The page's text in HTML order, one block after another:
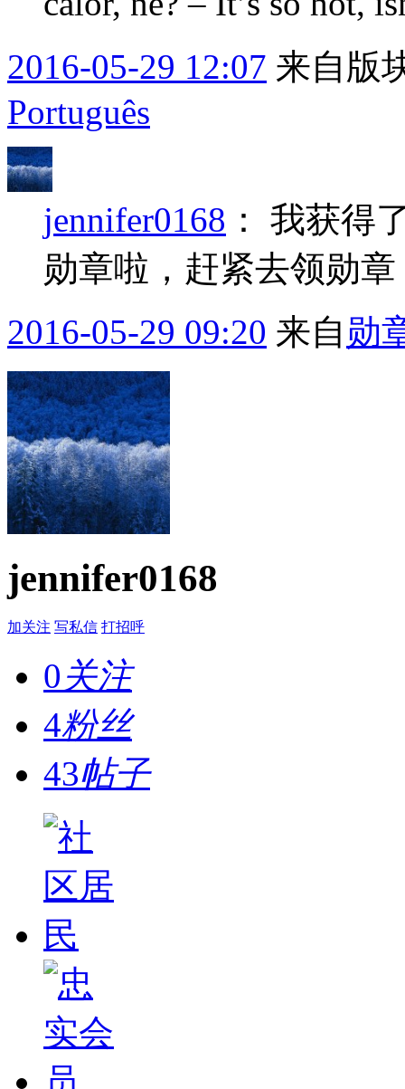
2016-05-29 12:07 来自版
Português
jennifer0168 ： 我获得
勋章啦，赶紧去领勋
2016-05-29 09:20 来自 勋
jennifer0168
加关注 写私信 打招呼
0关注
4粉丝
43帖子